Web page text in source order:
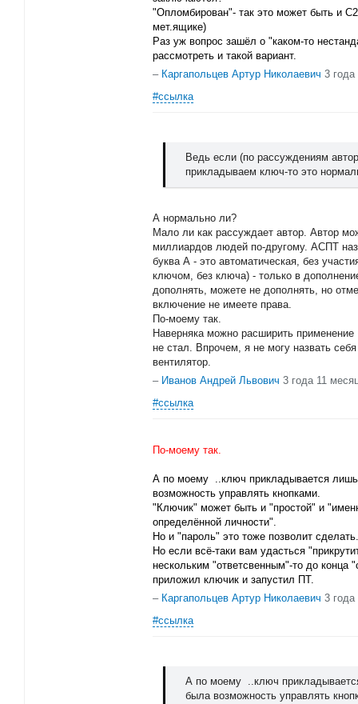
"Опломбирован"- так это может быть и
мет.ящике)
Раз уж вопрос зашёл о "каком-то
рассмотреть и такой вариант.
– Каргапольцев Артур Николаевич 3 года
#ссылка
Ведь если (по рассуждениям
прикладываем ключ-то это
А нормально ли?
Мало ли как рассуждает автор. Автор
миллиардов людей по-другому. АСПТ
буква А - это автоматическая, без
ключом, без ключа) - только в
дополнять, можете не дополнять, но
включение не имеете права.
По-моему так.
Наверняка можно расширить
не стал. Впрочем, я не могу назвать
вентилятор.
– Иванов Андрей Львович 3 года 11
#ссылка
По-моему так.
А по моему ..ключ прикладывается лишь
возможность управлять кнопками.
"Ключик" может быть и "простой" и
определённой личности".
Но и "пароль" это тоже позволит сделать.
Но если всё-таки вам удасться
нескольким "ответсвенным"-то до конца
приложил ключик и запустил ПТ.
– Каргапольцев Артур Николаевич 3 года
#ссылка
А по моему ..ключ
была возможность управлять